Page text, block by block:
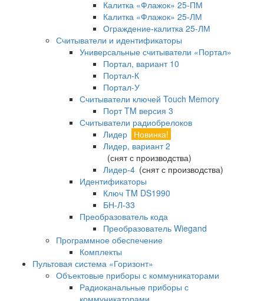
Калитка «Флажок» 25-ПМ
Калитка «Флажок» 25-ЛМ
Ограждение-калитка 25-ЛМ
Считыватели и идентификаторы
Универсальные считыватели «Портал»
Портал, вариант 10
Портал-К
Портал-У
Считыватели ключей Touch Memory
Порт TM версия 3
Считыватели радиобрелоков
Лидер Новинка!
Лидер, вариант 2
(снят с производства)
Лидер-4 (снят с производства)
Идентификаторы
Ключ TM DS1990
БН-Л-33
Преобразователь кода
Преобразователь Wiegand
Программное обеспечение
Комплекты
Пультовая система «Горизонт»
Объектовые приборы с коммуникаторами
Радиоканальные приборы с
коммуникаторами